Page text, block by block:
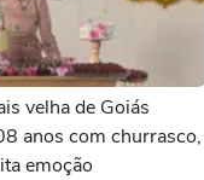
velha de Goiás
anos com churrasco,
emoção